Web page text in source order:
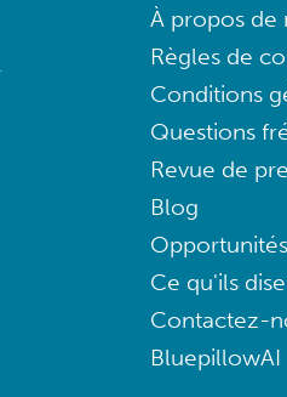
À propos de
Règles de
Conditions
Questions
Revue de
Blog
Ce qu'ils
Contactez-
BluepillowAI